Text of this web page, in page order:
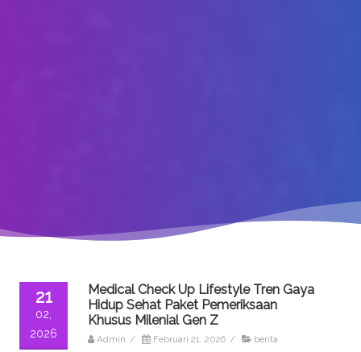
21
02,
2026
Medical Check Up Lifestyle Tren Gaya
Hidup Sehat Paket Pemeriksaan
Khusus Milenial Gen Z
Admin / Februari 21, 2026 / berita